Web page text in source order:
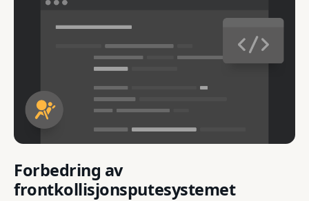
Forbedring av
frontkollisjonsputesystemet